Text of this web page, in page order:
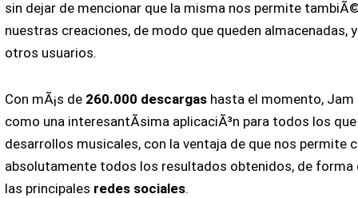
sin dejar de mencionar que la misma nos permite
nuestras creaciones, de modo que queden almacenadas,
otros usuarios.
Con mÃ¡s de 260.000 descargas hasta el momento,
como una interesantÃ­sima aplicaciÃ³n para todos los
desarrollos musicales, con la ventaja de que nos permite
absolutamente todos los resultados obtenidos, de
las principales redes sociales.